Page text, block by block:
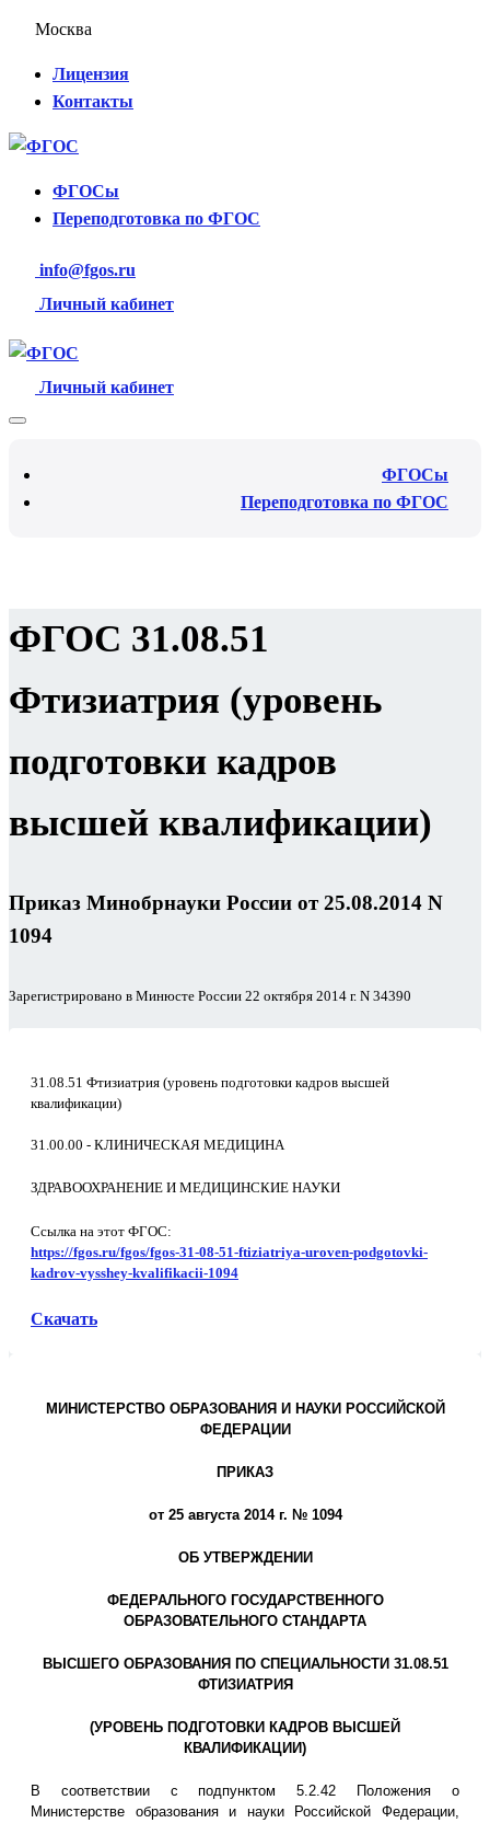
Москва
Лицензия
Контакты
ФГОСы
Переподготовка по ФГОС
info@fgos.ru
Личный кабинет
Личный кабинет
ФГОСы
Переподготовка по ФГОС
ФГОС 31.08.51
Фтизиатрия (уровень
подготовки кадров
высшей квалификации)
Приказ Минобрнауки России от 25.08.2014 N
1094
Зарегистрировано в Минюсте России 22 октября 2014 г. N 34390
31.08.51 Фтизиатрия (уровень подготовки кадров высшей
квалификации)
31.00.00 - КЛИНИЧЕСКАЯ МЕДИЦИНА
ЗДРАВООХРАНЕНИЕ И МЕДИЦИНСКИЕ НАУКИ
Ссылка на этот ФГОС:
https://fgos.ru/fgos/fgos-31-08-51-ftiziatriya-uroven-podgotovki-
kadrov-vysshey-kvalifikacii-1094
Скачать
МИНИСТЕРСТВО ОБРАЗОВАНИЯ И НАУКИ РОССИЙСКОЙ
ФЕДЕРАЦИИ
ПРИКАЗ
от 25 августа 2014 г. № 1094
ОБ УТВЕРЖДЕНИИ
ФЕДЕРАЛЬНОГО ГОСУДАРСТВЕННОГО
ОБРАЗОВАТЕЛЬНОГО СТАНДАРТА
ВЫСШЕГО ОБРАЗОВАНИЯ ПО СПЕЦИАЛЬНОСТИ 31.08.51
ФТИЗИАТРИЯ
(УРОВЕНЬ ПОДГОТОВКИ КАДРОВ ВЫСШЕЙ
КВАЛИФИКАЦИИ)
В соответствии с подпунктом 5.2.42 Положения о
Министерстве образования и науки Российской Федерации,